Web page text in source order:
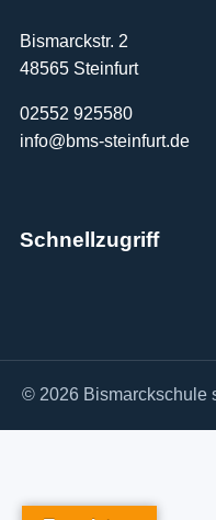
Bismarckstr. 2
48565 Steinfurt
02552 925580
info@bms-steinfurt.de
Schnellzugriff
© 2026 Bismarckschule